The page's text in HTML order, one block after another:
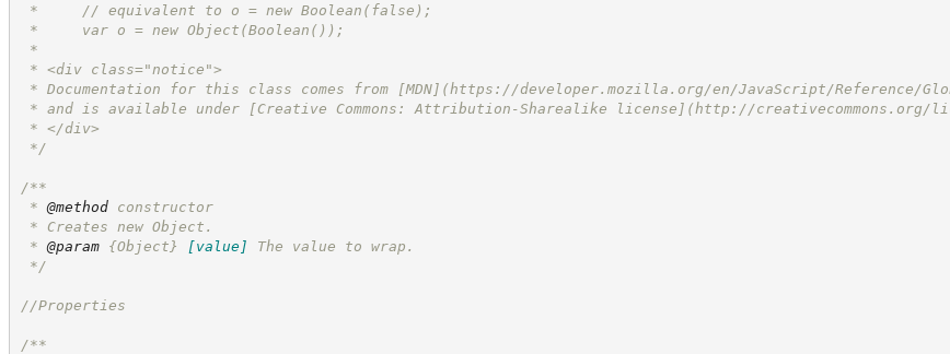
*     // equivalent to o = new Boolean(false);
*     var o = new Object(Boolean());
*
* <div class="notice">
* Documentation for this class comes from [MDN](https://developer.mozilla.org/en/JavaScript/Reference/
* and is available under [Creative Commons: Attribution-Sharealike license](http://creativecommons.org/
* </div>
*/
/**
* @method constructor
* Creates new Object.
* @param {Object} [value]
The value to wrap.
*/
//Properties
/**